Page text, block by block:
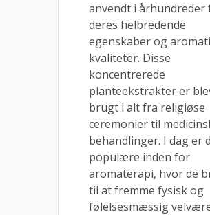
anvendt i århundreder
deres helbredende
egenskaber og
kvaliteter. Disse
koncentrerede
planteekstrakter er
brugt i alt fra religiøse
ceremonier til
behandlinger. I dag er
populære inden for
aromaterapi, hvor de
til at fremme fysisk og
følelsesmæssig